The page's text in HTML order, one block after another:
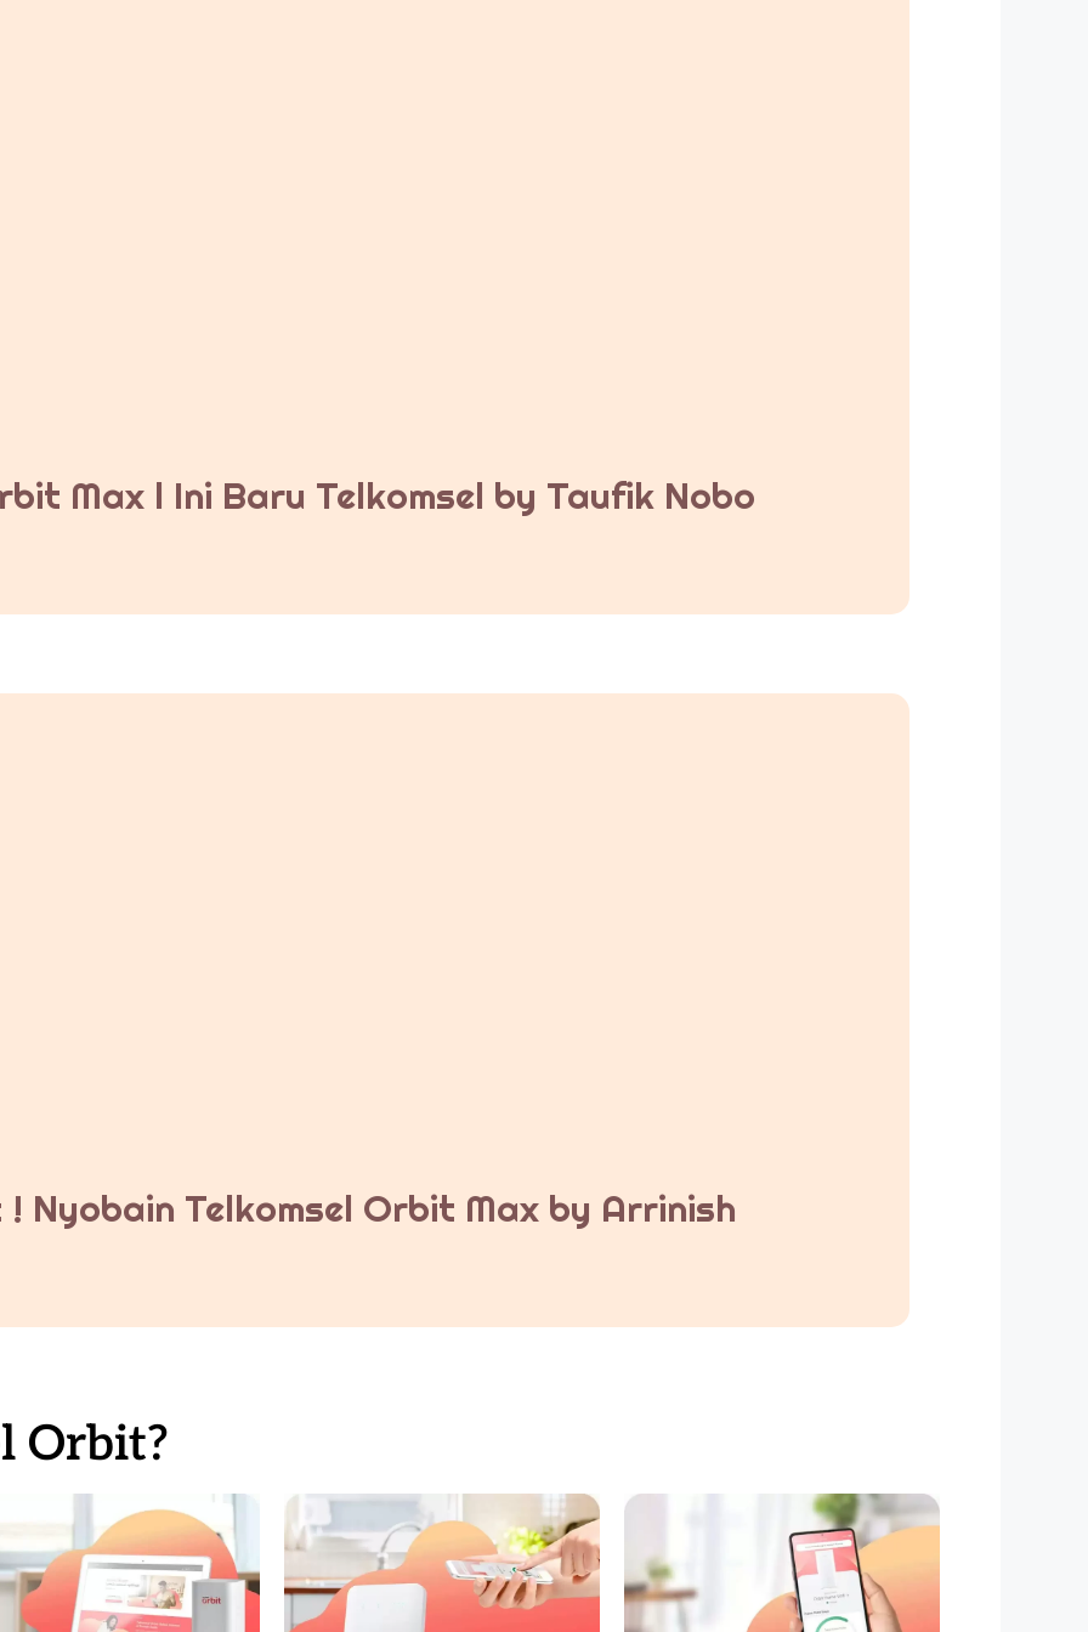
Max l Ini Baru Telkomsel by Taufik Nobo
Nyobain Telkomsel Orbit Max by Arrinish
Orbit?